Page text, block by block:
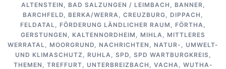
ALTENSTEIN
BAD SALZUNGEN / LEIMBACH BANNER
BARCHFELD
BERKA/WERRA CREUZBURG DIPPACH
FELDATAL
FÖRDERUNG LÄNDLICHER RAUM FÖRTHA
GERSTUNGEN
KALTENNORDHEIM MIHLA
MITTLERES
WERRATAL
MOORGRUND NACHRICHTEN
NATUR-, UMWELT-
UND KLIMASCHUTZ
RUHLA SPD SPD WARTBURGKREIS
THEMEN
TREFFURT UNTERBREIZBACH VACHA
WUTHA-